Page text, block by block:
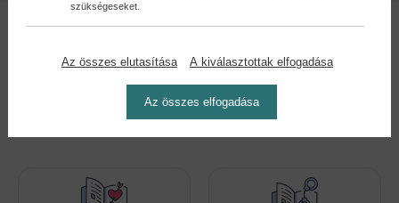
Kedvenc kategóriák
szükségeseket.
Az összes elutasítása A kiválasztottak elfogadása
Az összes elfogadása